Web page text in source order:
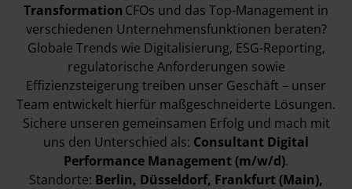
Transformation CFOs und das Top-Management in
verschiedenen Unternehmensfunktionen beraten?
Globale Trends wie Digitalisierung, ESG-Reporting,
regulatorische Anforderungen sowie
Effizienzsteigerung treiben unser Geschäft – unser
Team entwickelt hierfür maßgeschneiderte Lösungen.
Sichere unseren gemeinsamen Erfolg und mach mit
uns den Unterschied als: Consultant Digital
Performance Management (m/w/d).
Standorte: Berlin, Düsseldorf, Frankfurt (Main),